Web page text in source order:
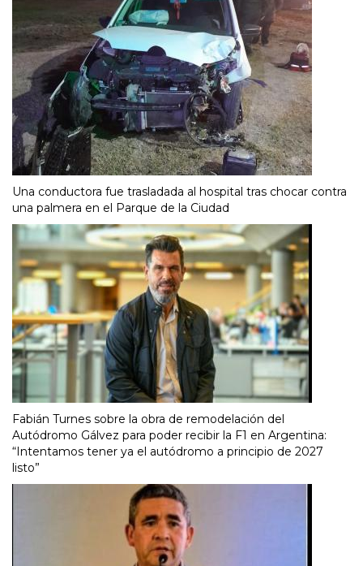
Una conductora fue trasladada al hospital tras chocar contra
una palmera en el Parque de la Ciudad
Fabián Turnes sobre la obra de remodelación del
Autódromo Gálvez para poder recibir la F1 en Argentina:
“Intentamos tener ya el autódromo a principio de 2027
listo”